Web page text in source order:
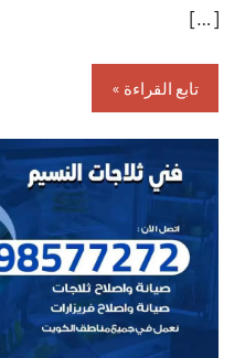
[…]
تابع القراءة